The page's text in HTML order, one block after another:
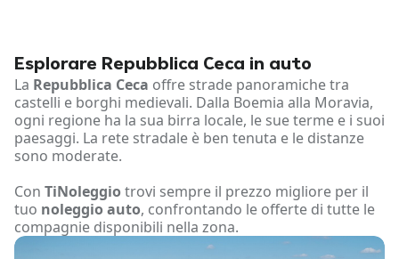
Esplorare Repubblica Ceca in auto
La Repubblica Ceca offre strade panoramiche tra
castelli e borghi medievali. Dalla Boemia alla Moravia,
ogni regione ha la sua birra locale, le sue terme e i suoi
paesaggi. La rete stradale è ben tenuta e le distanze
sono moderate.
Con TiNoleggiotrovi sempre il prezzo migliore per il
tuo noleggio auto, confrontando le offerte di tutte le
compagnie disponibili nella zona.